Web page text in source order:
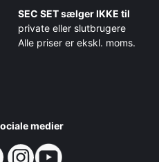
SEC SET sælger IKKE til
private eller slutbrugere
Alle priser er ekskl. moms.
medier